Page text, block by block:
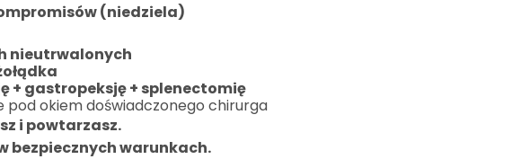
(niedziela)
nieutrwalonych
+ gastropeksję + splenectomię
pod okiem doświadczonego chirurga
i powtarzasz.
bezpiecznych warunkach.